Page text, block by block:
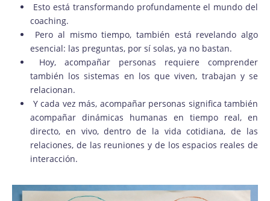
Esto está transformando profundamente el mundo del
coaching.
Pero al mismo tiempo, también está revelando algo
esencial: las preguntas, por sí solas, ya no bastan.
Hoy, acompañar personas requiere comprender
también los sistemas en los que viven, trabajan y se
relacionan.
Y cada vez más, acompañar personas significa también
acompañar dinámicas humanas en tiempo real, en
directo, en vivo, dentro de la vida cotidiana, de las
relaciones, de las reuniones y de los espacios reales de
interacción.